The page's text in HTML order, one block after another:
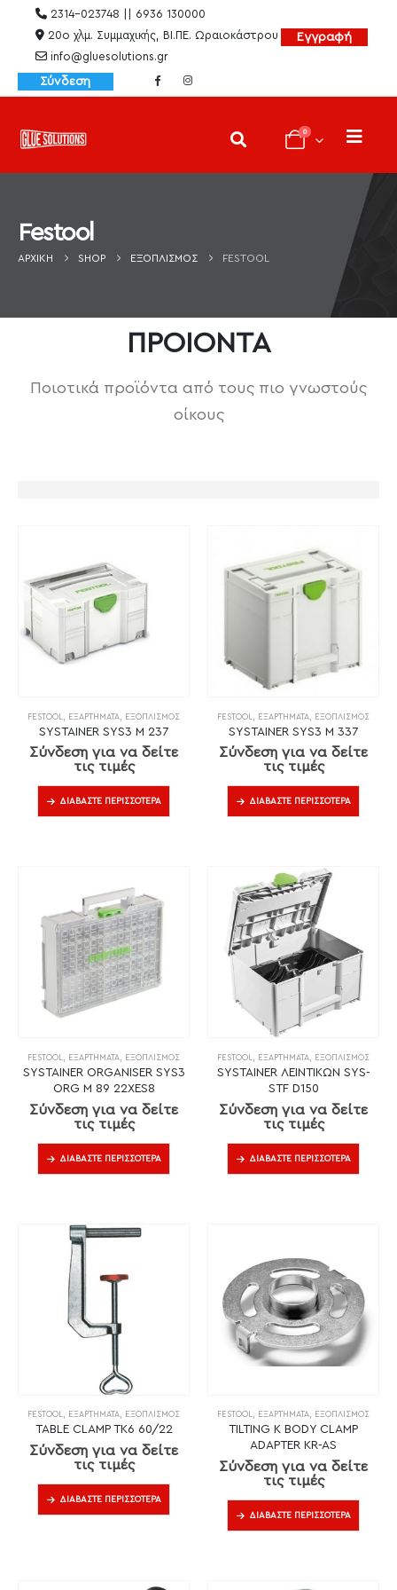
2314-023748 || 6936 130000
20ο χλμ. Συμμαχικής, ΒΙ.ΠΕ. Ωραιοκάστρου
info@gluesolutions.gr
Εγγραφή
Σύνδεση
0
Festool
ΑΡΧΙΚΉ SHOP ΕΞΟΠΛΙΣΜΌΣ FESTOOL
ΠΡΟΙΟΝΤΑ
Ποιοτικά προϊόντα από τους πιο γνωστούς
οίκους
FESTOOL ΕΞΑΡΤΉΜΑΤΑ ΕΞΟΠΛΙΣΜΌΣ
SYSTAINER SYS3 M 237
Σύνδεση για να δείτε
τις τιμές
ΔΙΑΒΆΣΤΕ ΠΕΡΙΣΣΌΤΕΡΑ
FESTOOL ΕΞΑΡΤΉΜΑΤΑ ΕΞΟΠΛΙΣΜΌΣ
SYSTAINER SYS3 M 337
Σύνδεση για να δείτε
τις τιμές
ΔΙΑΒΆΣΤΕ ΠΕΡΙΣΣΌΤΕΡΑ
FESTOOL, ΕΞΑΡΤΉΜΑΤΑ, ΕΞΟΠΛΙΣΜΌΣ
SYSTAINER ORGANISER SYS3
ORG M 89 22XES8
Σύνδεση για να δείτε
τις τιμές
ΔΙΑΒΆΣΤΕ ΠΕΡΙΣΣΌΤΕΡΑ
FESTOOL, ΕΞΑΡΤΉΜΑΤΑ, ΕΞΟΠΛΙΣΜΌΣ
SYSTAINER ΛΕΙΝΤΙΚΩΝ SYS-
STF D150
Σύνδεση για να δείτε
τις τιμές
ΔΙΑΒΆΣΤΕ ΠΕΡΙΣΣΌΤΕΡΑ
FESTOOL, ΕΞΑΡΤΉΜΑΤΑ, ΕΞΟΠΛΙΣΜΌΣ
TABLE CLAMP TK6 60/22
Σύνδεση για να δείτε
τις τιμές
ΔΙΑΒΆΣΤΕ ΠΕΡΙΣΣΌΤΕΡΑ
FESTOOL, ΕΞΑΡΤΉΜΑΤΑ, ΕΞΟΠΛΙΣΜΌΣ
TILTING K BODY CLAMP
ADAPTER KR-AS
Σύνδεση για να δείτε
τις τιμές
ΔΙΑΒΆΣΤΕ ΠΕΡΙΣΣΌΤΕΡΑ